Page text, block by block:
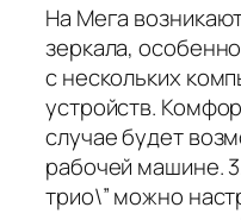
На Мега
зеркала,
с нескольких
устройств.
случае будет
рабочей машине.
трио\” можно